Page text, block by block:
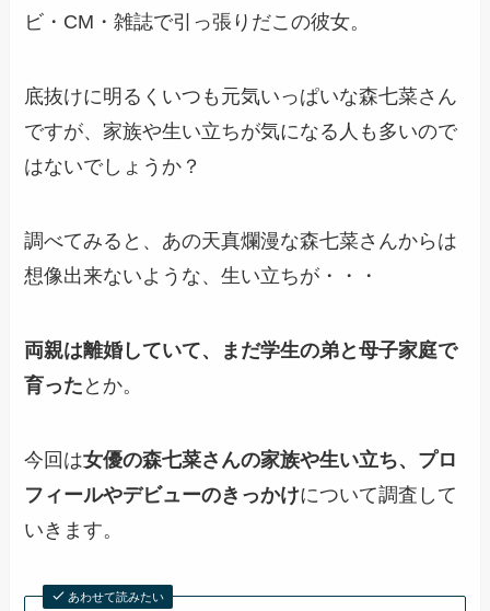
ビ・CM・雑誌で引っ張りだこの彼女。
底抜けに明るくいつも元気いっぱいな森七菜さん
ですが、家族や生い立ちが気になる人も多いので
はないでしょうか？
調べてみると、あの天真爛漫な森七菜さんからは
想像出来ないような、生い立ちが・・・
両親は離婚していて、まだ学生の弟と母子家庭で
育った とか。
今回は女優の森七菜さんの家族や生い立ち、プロ
フィールやデビューのきっかけについて調査して
いきます。
あわせて読みたい